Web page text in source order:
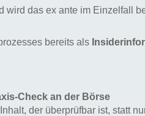
wird das ex ante im Einzelfall
bereits als
Check an der Börse
der überprüfbar ist, statt